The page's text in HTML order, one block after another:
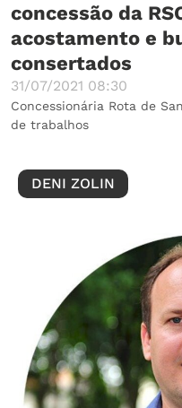
concessão da
acostamento e
consertados
31/07/2021 08:30
Concessionária Rota de
de trabalhos
DENI ZOLIN